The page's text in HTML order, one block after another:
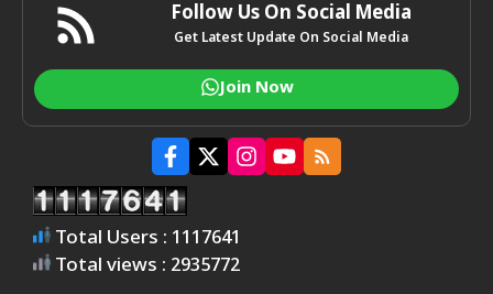
Follow Us On Social Media
Get Latest Update On Social Media
Join Now
Total Users : 1117641
Total views : 2935772